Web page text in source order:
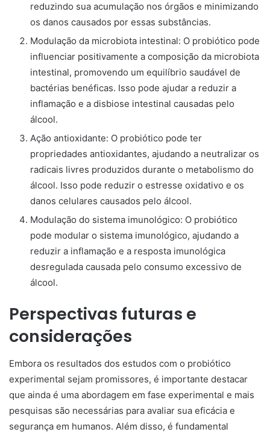
reduzindo sua acumulação nos órgãos e minimizando
os danos causados por essas substâncias.
Modulação da microbiota intestinal: O probiótico pode
influenciar positivamente a composição da microbiota
intestinal, promovendo um equilíbrio saudável de
bactérias benéficas. Isso pode ajudar a reduzir a
inflamação e a disbiose intestinal causadas pelo
álcool.
Ação antioxidante: O probiótico pode ter
propriedades antioxidantes, ajudando a neutralizar os
radicais livres produzidos durante o metabolismo do
álcool. Isso pode reduzir o estresse oxidativo e os
danos celulares causados pelo álcool.
Modulação do sistema imunológico: O probiótico
pode modular o sistema imunológico, ajudando a
reduzir a inflamação e a resposta imunológica
desregulada causada pelo consumo excessivo de
álcool.
Perspectivas futuras e
considerações
Embora os resultados dos estudos com o probiótico
experimental sejam promissores, é importante destacar
que ainda é uma abordagem em fase experimental e mais
pesquisas são necessárias para avaliar sua eficácia e
segurança em humanos. Além disso, é fundamental